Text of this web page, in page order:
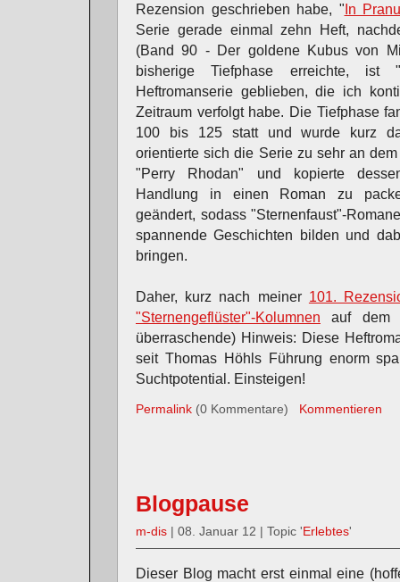
Rezension geschrieben habe, "In
Serie gerade einmal zehn Heft,
(Band 90 - Der goldene Kubus von
bisherige Tiefphase erreichte, ist
Heftromanserie geblieben, die ich
Zeitraum verfolgt habe. Die Tiefphase
100 bis 125 statt und wurde kurz
orientierte sich die Serie zu sehr an
"Perry Rhodan" und kopierte
Handlung in einen Roman zu
geändert, sodass "Sternenfaust"-
spannende Geschichten bilden und
bringen.
Daher, kurz nach meiner 101.
"Sternengeflüster"-Kolumnen auf dem
überraschende) Hinweis: Diese
seit Thomas Höhls Führung enorm
Suchtpotential. Einsteigen!
Permalink (0 Kommentare) Kommentieren
Blogpause
m-dis | 08. Januar 12 | Topic ' Erlebtes'
Dieser Blog macht erst einmal eine